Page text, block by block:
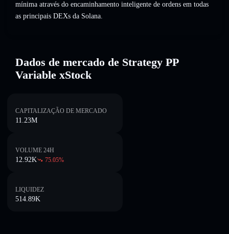
mínima através do encaminhamento inteligente de ordens em todas
as principais DEXs da Solana.
Dados de mercado de Strategy PP
Variable xStock
CAPITALIZAÇÃO DE MERCADO
11.23M
VOLUME 24H
12.92K 75.05%
LIQUIDEZ
514.89K